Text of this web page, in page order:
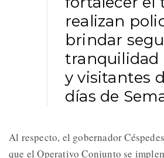
realizan
brindar
tranquilidad
y visitantes
días de
Al respecto, el gobernador
que el Operativo Conjunto se